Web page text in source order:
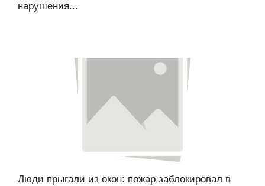
нарушения...
Люди прыгали из окон: пожар заблокировал в